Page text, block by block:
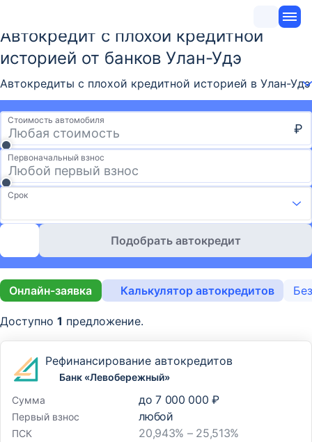
Автокредит с плохой кредитной
историей от банков Улан-Удэ
Автокредиты с плохой кредитной историей в Улан-
Стоимость автомобиля
₽
Первоначальный взнос
Срок
Подобрать автокредит
Онлайн-заявка Калькулятор автокредитов
Доступно 1 предложение.
Рефинансирование автокредитов
Банк «Левобережный»
Сумма
до 7 000 000 ₽
Первый взнос любой
ПСК 20,943% – 25,513%